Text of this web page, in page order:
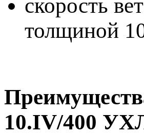
скорость
толщиной
10.IV/400